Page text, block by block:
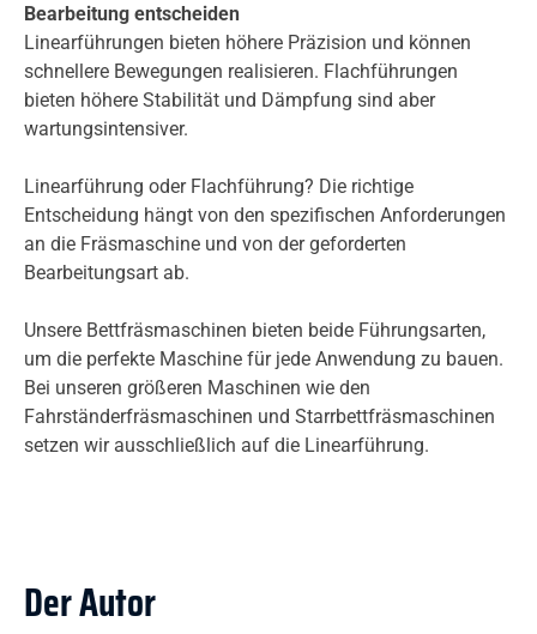
Bearbeitung entscheiden
Linearführungen bieten höhere Präzision und können
schnellere Bewegungen realisieren. Flachführungen
bieten höhere Stabilität und Dämpfung sind aber
wartungsintensiver.
Linearführung oder Flachführung? Die richtige
Entscheidung hängt von den spezifischen Anforderungen
an die Fräsmaschine und von der geforderten
Bearbeitungsart ab.
Unsere Bettfräsmaschinen bieten beide Führungsarten,
um die perfekte Maschine für jede Anwendung zu bauen.
Bei unseren größeren Maschinen wie den
Fahrständerfräsmaschinen und Starrbettfräsmaschinen
setzen wir ausschließlich auf die Linearführung.
Der Autor